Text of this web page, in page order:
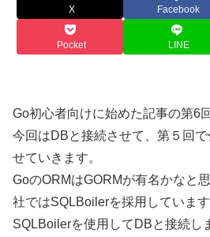
X Facebook
Pocket LINE
Go初心者向けに始めた記事の第6
今回はDBと接続させて、第５回
せていきます。
GoのORMはGORMが有名かなと
社ではSQLBoilerを採用していま
SQLBoilerを使用してDBと接続し